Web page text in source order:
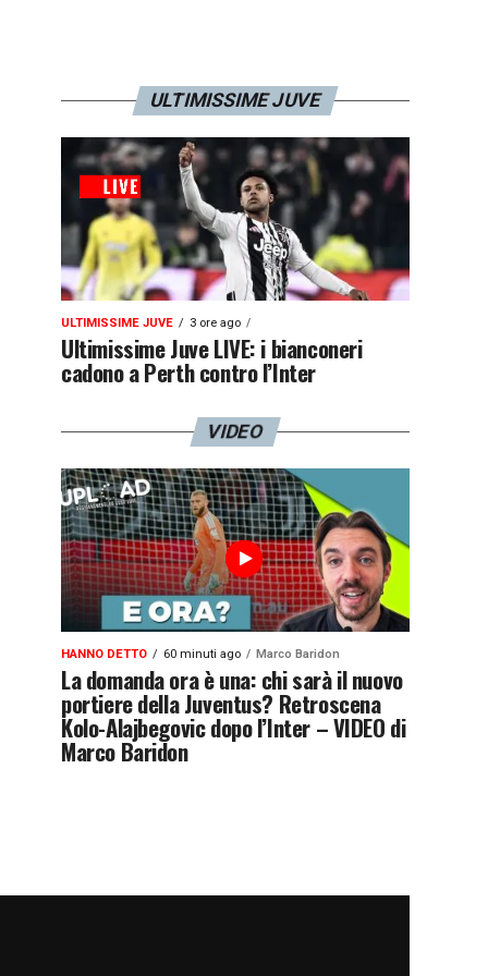
ULTIMISSIME JUVE
ULTIMISSIME JUVE 3 ore ago
Ultimissime Juve LIVE: i bianconeri
cadono a Perth contro l’Inter
VIDEO
HANNO DETTO 60 minuti ago Marco Baridon
La domanda ora è una: chi sarà il nuovo
portiere della Juventus? Retroscena
Kolo-Alajbegovic dopo l’Inter – VIDEO di
Marco Baridon